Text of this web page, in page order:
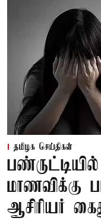
தமிழக செய்திகள்
மாணவிக்கு
ஆசிரியர்